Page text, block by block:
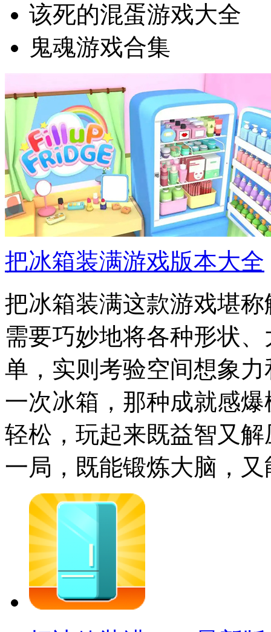
该死的混蛋游戏大全
鬼魂游戏合集
把冰箱装满游戏版本大全
把冰箱装满这款游戏堪
需要巧妙地将各种形状
单，实则考验空间想象
一次冰箱，那种成就感
轻松，玩起来既益智又
一局，既能锻炼大脑，